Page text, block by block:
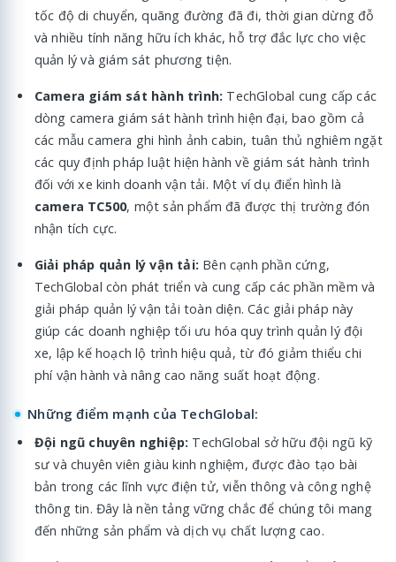
tốc độ di chuyển, quãng đường đã đi, thời gian dừng đỗ
và nhiều tính năng hữu ích khác, hỗ trợ đắc lực cho việc
quản lý và giám sát phương tiện.
Camera giám sát hành trình: TechGlobal cung cấp các
dòng camera giám sát hành trình hiện đại, bao gồm cả
các mẫu camera ghi hình ảnh cabin, tuân thủ nghiêm ngặt
các quy định pháp luật hiện hành về giám sát hành trình
đối với xe kinh doanh vận tải. Một ví dụ điển hình là
camera TC500, một sản phẩm đã được thị trường đón
nhận tích cực.
Giải pháp quản lý vận tải: Bên cạnh phần cứng,
TechGlobal còn phát triển và cung cấp các phần mềm và
giải pháp quản lý vận tải toàn diện. Các giải pháp này
giúp các doanh nghiệp tối ưu hóa quy trình quản lý đội
xe, lập kế hoạch lộ trình hiệu quả, từ đó giảm thiểu chi
phí vận hành và nâng cao năng suất hoạt động.
Những điểm mạnh của TechGlobal:
Đội ngũ chuyên nghiệp: TechGlobal sở hữu đội ngũ kỹ
sư và chuyên viên giàu kinh nghiệm, được đào tạo bài
bản trong các lĩnh vực điện tử, viễn thông và công nghệ
thông tin. Đây là nền tảng vững chắc để chúng tôi mang
đến những sản phẩm và dịch vụ chất lượng cao.